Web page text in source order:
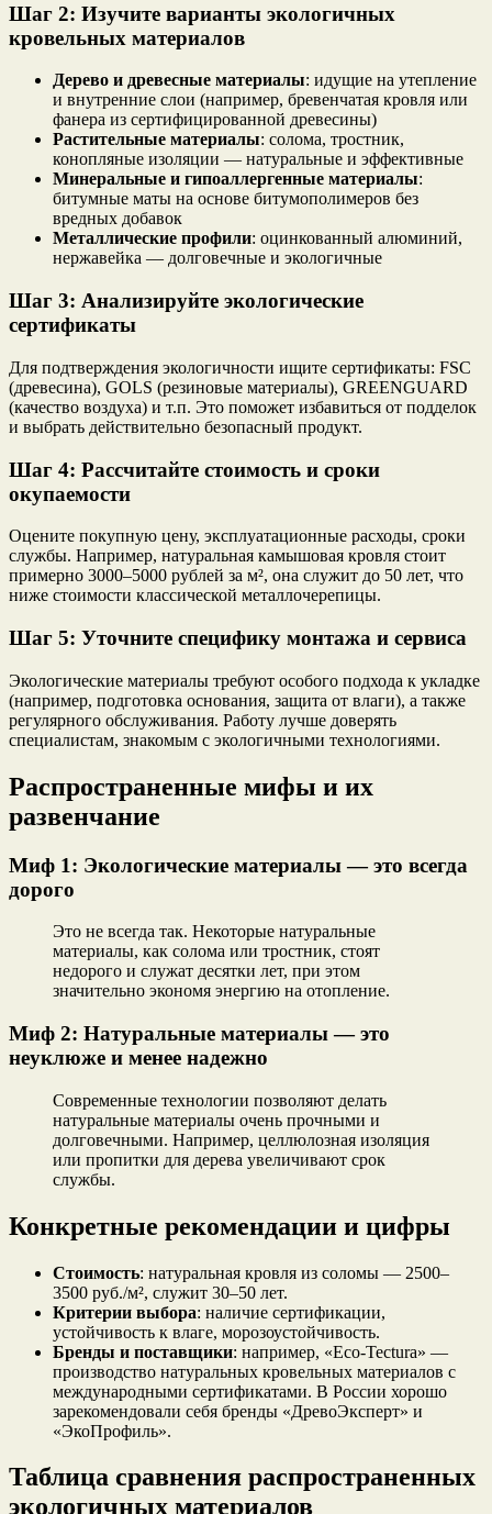
Шаг 2: Изучите варианты экологичных
кровельных материалов
Дерево и древесные материалы: идущие на утепление
и внутренние слои (например, бревенчатая кровля или
фанера из сертифицированной древесины)
Растительные материалы: солома, тростник,
конопляные изоляции — натуральные и эффективные
Минеральные и гипоаллергенные материалы:
битумные маты на основе битумополимеров без
вредных добавок
Металлические профили: оцинкованный алюминий,
нержавейка — долговечные и экологичные
Шаг 3: Анализируйте экологические
сертификаты
Для подтверждения экологичности ищите сертификаты: FSC
(древесина), GOLS (резиновые материалы), GREENGUARD
(качество воздуха) и т.п. Это поможет избавиться от подделок
и выбрать действительно безопасный продукт.
Шаг 4: Рассчитайте стоимость и сроки
окупаемости
Оцените покупную цену, эксплуатационные расходы, сроки
службы. Например, натуральная камышовая кровля стоит
примерно 3000–5000 рублей за м², она служит до 50 лет, что
ниже стоимости классической металлочерепицы.
Шаг 5: Уточните специфику монтажа и сервиса
Экологические материалы требуют особого подхода к укладке
(например, подготовка основания, защита от влаги), а также
регулярного обслуживания. Работу лучше доверять
специалистам, знакомым с экологичными технологиями.
Распространенные мифы и их
развенчание
Миф 1: Экологические материалы — это всегда
дорого
Это не всегда так. Некоторые натуральные
материалы, как солома или тростник, стоят
недорого и служат десятки лет, при этом
значительно экономя энергию на отопление.
Миф 2: Натуральные материалы — это
неуклюже и менее надежно
Современные технологии позволяют делать
натуральные материалы очень прочными и
долговечными. Например, целлюлозная изоляция
или пропитки для дерева увеличивают срок
службы.
Конкретные рекомендации и цифры
Стоимость: натуральная кровля из соломы — 2500–
3500 руб./м², служит 30–50 лет.
Критерии выбора: наличие сертификации,
устойчивость к влаге, морозоустойчивость.
Бренды и поставщики: например, «Eco-Tectura» —
производство натуральных кровельных материалов с
международными сертификатами. В России хорошо
зарекомендовали себя бренды «ДревоЭксперт» и
«ЭкоПрофиль».
Таблица сравнения распространенных
экологичных материалов